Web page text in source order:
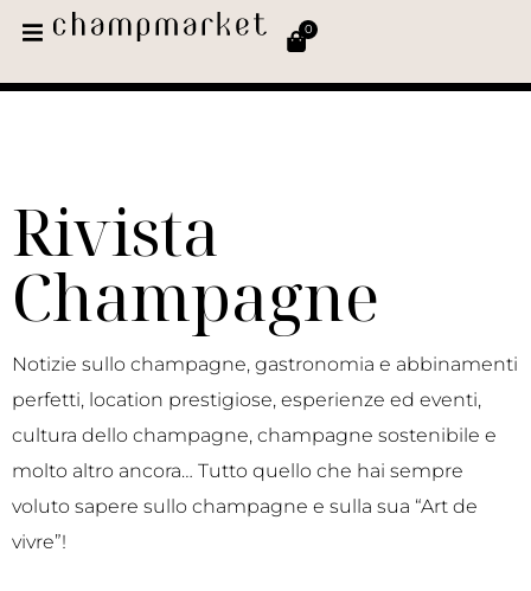
0
Rivista
Champagne
Notizie sullo champagne, gastronomia e abbinamenti
perfetti, location prestigiose, esperienze ed eventi,
cultura dello champagne, champagne sostenibile e
molto altro ancora… Tutto quello che hai sempre
voluto sapere sullo champagne e sulla sua “Art de
vivre”!